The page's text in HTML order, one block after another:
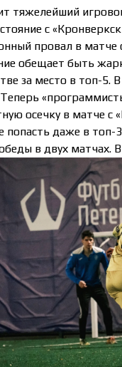
тяжелейший
с
провал в
обещает быть
за место в топ-5.
осечку в матче
даже в топ-
в двух